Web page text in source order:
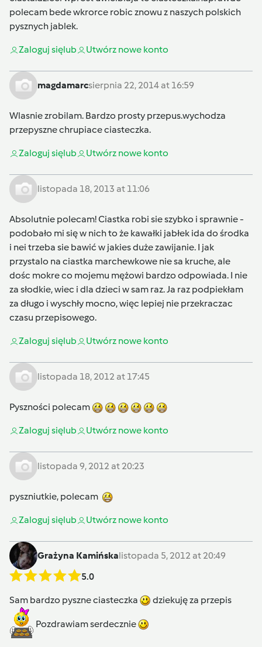
polecam bede wkrorce robic znowu z naszych polskich
pysznych jablek.
Zaloguj sięlub Utwórz nowe konto
magdamarcsierpnia 22, 2014 at 16:59
Wlasnie zrobilam. Bardzo prosty przepus.wychodza
przepyszne chrupiace ciasteczka.
Zaloguj sięlub Utwórz nowe konto
listopada 18, 2013 at 11:06
Absolutnie polecam! Ciastka robi sie szybko i sprawnie -
podobało mi się w nich to że kawałki jabłek ida do środka
i nei trzeba sie bawić w jakies duże zawijanie. I jak
przystalo na ciastka marchewkowe nie sa kruche, ale
dośc mokre co mojemu mężowi bardzo odpowiada. I nie
za słodkie, wiec i dla dzieci w sam raz. Ja raz podpiekłam
za długo i wyschły mocno, więc lepiej nie przekraczac
czasu przepisowego.
Zaloguj sięlub Utwórz nowe konto
listopada 18, 2012 at 17:45
Pyszności polecam
Zaloguj sięlub Utwórz nowe konto
listopada 9, 2012 at 20:23
pyszniutkie, polecam
Zaloguj sięlub Utwórz nowe konto
Grażyna Kamińskalistopada 5, 2012 at 20:49
5.0
Sam bardzo pyszne ciasteczka dziekuję za przepis
Pozdrawiam serdecznie